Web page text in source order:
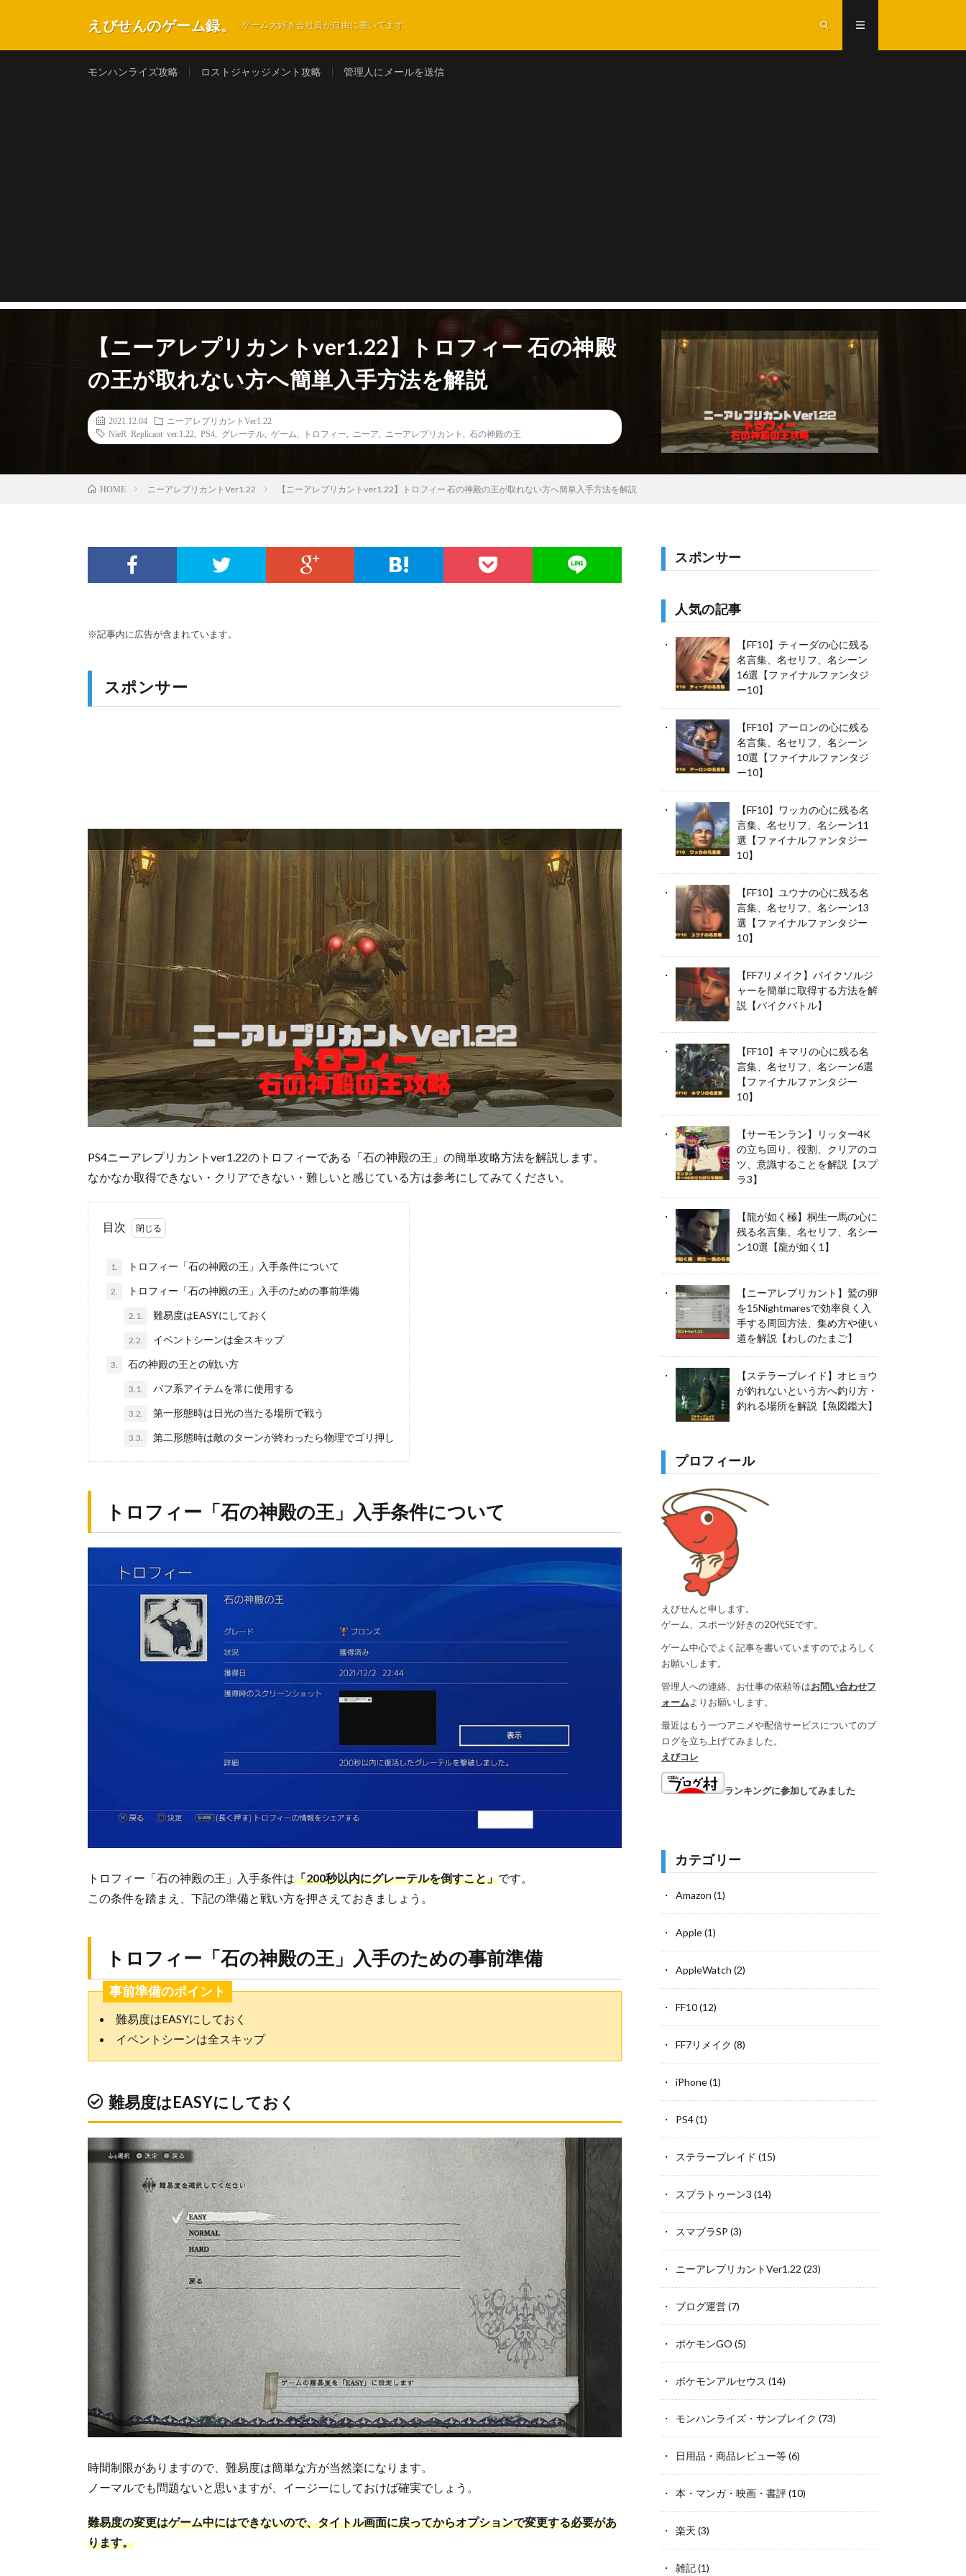
えびせんのゲーム録。 ゲーム大好き会社員が自由に書いてます
モンハンライズ攻略 ロストジャッジメント攻略 管理人にメールを送信
【ニーアレプリカントver1.22】トロフィー 石の神殿
の王が取れない方へ簡単入手方法を解説
2021.12.04
ニーアレプリカントVer1.22
NieR Replicant ver.1.22
PS4 グレーテル ゲーム トロフィー ニーア ニーアレプリカント 石の神殿の王
HOME ニーアレプリカントVer1.22 【ニーアレプリカントver1.22】トロフィー 石の神殿の王が取れない方へ簡単入手方法を解説
※記事内に広告が含まれています。
スポンサー
PS4ニーアレプリカントver1.22のトロフィーである「石の神殿の王」の簡単攻略方法を解説します。
なかなか取得できない・クリアできない・難しいと感じている方は参考にしてみてください。
目次
1. トロフィー「石の神殿の王」入手条件について
2. トロフィー「石の神殿の王」入手のための事前準備
2.1. 難易度はEASYにしておく
2.2. イベントシーンは全スキップ
3. 石の神殿の王との戦い方
3.1. バフ系アイテムを常に使用する
3.2. 第一形態時は日光の当たる場所で戦う
3.3. 第二形態時は敵のターンが終わったら物理でゴリ押し
トロフィー「石の神殿の王」入手条件について
トロフィー「石の神殿の王」入手条件は「200秒以内にグレーテルを倒すこと」です。
この条件を踏まえ、下記の準備と戦い方を押さえておきましょう。
トロフィー「石の神殿の王」入手のための事前準備
事前準備のポイント
難易度はEASYにしておく
イベントシーンは全スキップ
難易度はEASYにしておく
時間制限がありますので、難易度は簡単な方が当然楽になります。
ノーマルでも問題ないと思いますが、イージーにしておけば確実でしょう。
難易度の変更はゲーム中にはできないので、タイトル画面に戻ってからオプションで変更する必要があ
ります。
スポンサー
人気の記事
【FF10】ティーダの心に残る
名言集、名セリフ、名シーン
16選【ファイナルファンタジ
ー10】
【FF10】アーロンの心に残る
名言集、名セリフ、名シーン
10選【ファイナルファンタジ
ー10】
【FF10】ワッカの心に残る名
言集、名セリフ、名シーン11
選【ファイナルファンタジー
10】
【FF10】ユウナの心に残る名
言集、名セリフ、名シーン13
選【ファイナルファンタジー
10】
【FF7リメイク】バイクソルジ
ャーを簡単に取得する方法を解
説【バイクバトル】
【FF10】キマリの心に残る名
言集、名セリフ、名シーン6選
【ファイナルファンタジー
10】
【サーモンラン】リッター4K
の立ち回り、役割、クリアのコ
ツ、意識することを解説【スプ
ラ3】
【龍が如く極】桐生一馬の心に
残る名言集、名セリフ、名シー
ン10選【龍が如く1】
【ニーアレプリカント】鷲の卵
を15Nightmaresで効率良く入
手する周回方法、集め方や使い
道を解説【わしのたまご】
【ステラーブレイド】オヒョウ
が釣れないという方へ釣り方・
釣れる場所を解説【魚図鑑大】
プロフィール
えびせんと申します。
ゲーム、スポーツ好きの20代SEです。
ゲーム中心でよく記事を書いていますのでよろしく
お願いします。
管理人への連絡、お仕事の依頼等はお問い合わせフ
ォームよりお願いします。
最近はもう一つアニメや配信サービスについてのブ
ログを立ち上げてみました。
えびコレ
ランキングに参加してみました
カテゴリー
Amazon (1)
Apple(1)
AppleWatch (2)
FF10(12)
FF7リメイク (8)
iPhone(1)
PS4(1)
ステラーブレイド (15)
スプラトゥーン3 (14)
スマブラSP (3)
ニーアレプリカントVer1.22 (23)
ブログ運営(7)
ポケモンGO (5)
ポケモンアルセウス (14)
モンハンライズ・サンブレイク (73)
日用品・商品レビュー等(6)
本・マンガ・映画・書評(10)
楽天 (3)
雑記(1)